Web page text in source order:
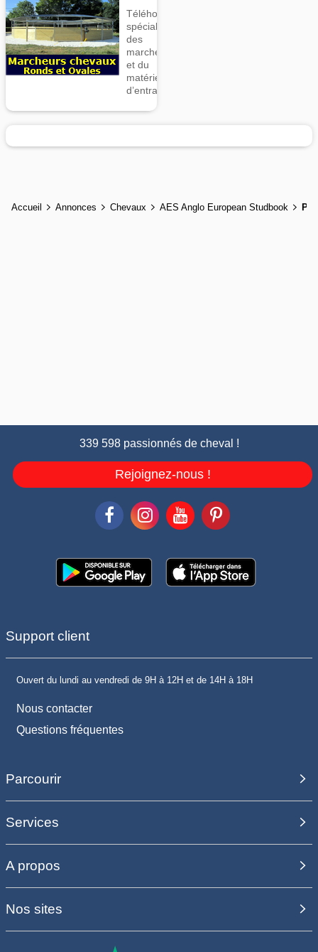
Téléhorse,
spécialiste
des
marcheurs
et du
matériel
d’entrainement
Accueil Annonces Chevaux AES Anglo European Studbook
339 598 passionnés de cheval !
Rejoignez-nous !
Support client
Ouvert du lundi au vendredi de 9H à 12H et de 14H à 18H
Nous contacter
Questions fréquentes
Parcourir
Services
A propos
Nos sites